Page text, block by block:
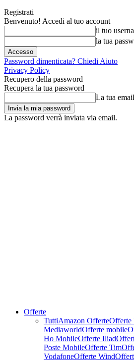
Registrati
Benvenuto! Accedi al tuo account
il tuo
la tua
Password dimenticata? Chiedi Aiuto
Privacy Policy
Recupero della password
Recupera la tua password
La tua email
La password verrà inviata via email.
Offerte
TuttiAmazon OfferteOfferte
MediaworldOfferte mobile
Ho MobileOfferte Iliad
Poste MobileOfferte Tim
VodafoneOfferte Wind